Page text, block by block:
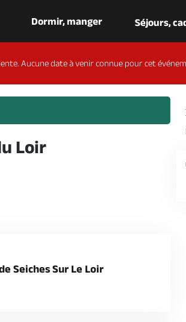
Dormir, manger Séjours,
Aucune date à venir connue pour cet
Loir
Seiches Sur Le Loir